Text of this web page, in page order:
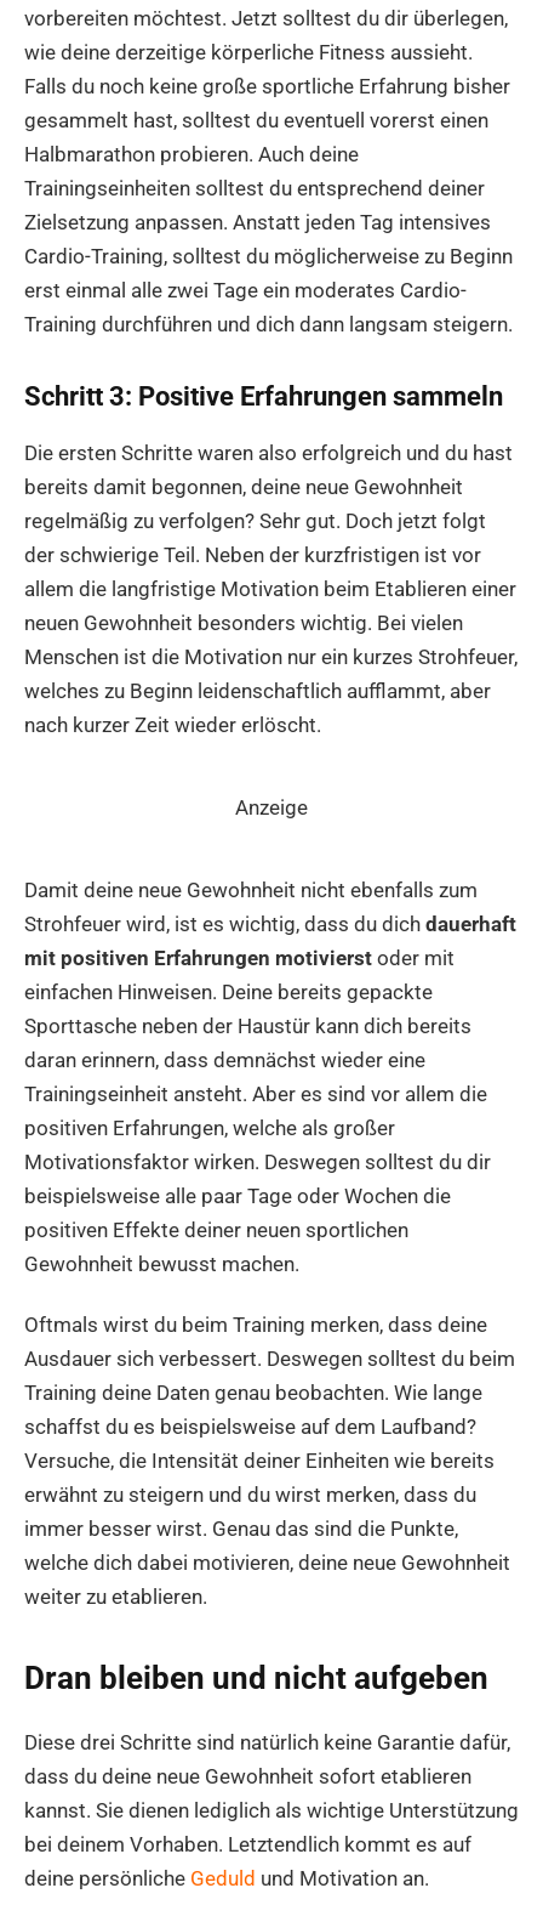
vorbereiten möchtest. Jetzt solltest du dir überlegen,
wie deine derzeitige körperliche Fitness aussieht.
Falls du noch keine große sportliche Erfahrung bisher
gesammelt hast, solltest du eventuell vorerst einen
Halbmarathon probieren. Auch deine
Trainingseinheiten solltest du entsprechend deiner
Zielsetzung anpassen. Anstatt jeden Tag intensives
Cardio-Training, solltest du möglicherweise zu Beginn
erst einmal alle zwei Tage ein moderates Cardio-
Training durchführen und dich dann langsam steigern.
Schritt 3: Positive Erfahrungen sammeln
Die ersten Schritte waren also erfolgreich und du hast
bereits damit begonnen, deine neue Gewohnheit
regelmäßig zu verfolgen? Sehr gut. Doch jetzt folgt
der schwierige Teil. Neben der kurzfristigen ist vor
allem die langfristige Motivation beim Etablieren einer
neuen Gewohnheit besonders wichtig. Bei vielen
Menschen ist die Motivation nur ein kurzes Strohfeuer,
welches zu Beginn leidenschaftlich aufflammt, aber
nach kurzer Zeit wieder erlöscht.
Anzeige
Damit deine neue Gewohnheit nicht ebenfalls zum
Strohfeuer wird, ist es wichtig, dass du dich dauerhaft
mit positiven Erfahrungen motivierst oder mit
einfachen Hinweisen. Deine bereits gepackte
Sporttasche neben der Haustür kann dich bereits
daran erinnern, dass demnächst wieder eine
Trainingseinheit ansteht. Aber es sind vor allem die
positiven Erfahrungen, welche als großer
Motivationsfaktor wirken. Deswegen solltest du dir
beispielsweise alle paar Tage oder Wochen die
positiven Effekte deiner neuen sportlichen
Gewohnheit bewusst machen.
Oftmals wirst du beim Training merken, dass deine
Ausdauer sich verbessert. Deswegen solltest du beim
Training deine Daten genau beobachten. Wie lange
schaffst du es beispielsweise auf dem Laufband?
Versuche, die Intensität deiner Einheiten wie bereits
erwähnt zu steigern und du wirst merken, dass du
immer besser wirst. Genau das sind die Punkte,
welche dich dabei motivieren, deine neue Gewohnheit
weiter zu etablieren.
Dran bleiben und nicht aufgeben
Diese drei Schritte sind natürlich keine Garantie dafür,
dass du deine neue Gewohnheit sofort etablieren
kannst. Sie dienen lediglich als wichtige Unterstützung
bei deinem Vorhaben. Letztendlich kommt es auf
deine persönliche Geduld und Motivation an.